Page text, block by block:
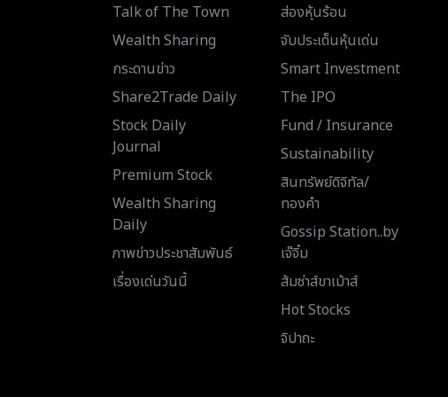
Talk of The Town
Wealth Sharing
กระดานข่าว
Share2Trade Daily
Stock Daily
Journal
Premium Stock
Wealth Sharing
Daily
ภาพข่าวประชาสัมพันธ์
เรื่องเด่นวันนี้
ส่องหุ้นร้อน
จับประเด็นหุ้นเด่น
Smart Investment
The IPO
Fund / Insurance
Sustainability
สินทรัพย์ดิจิทัล/
ทองคำ
Gossip Station..by
เจ๊จิ๋ม
ส้มซ่าส์ขาเม้าส์
Hot Stocks
จิปาถะ